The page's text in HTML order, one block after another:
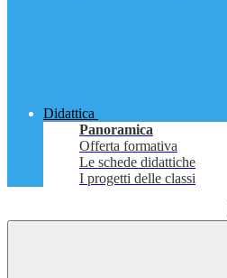
Didattica
Panoramica
Offerta formativa
Le schede didattiche
I progetti delle classi